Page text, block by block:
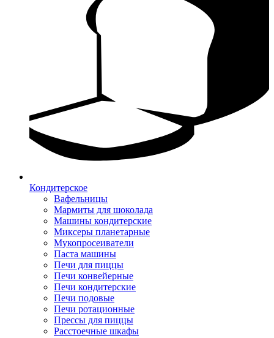
Кондитерское
Вафельницы
Мармиты для шоколада
Машины кондитерские
Миксеры планетарные
Мукопросеиватели
Паста машины
Печи для пиццы
Печи конвейерные
Печи кондитерские
Печи подовые
Печи ротационные
Прессы для пиццы
Расстоечные шкафы